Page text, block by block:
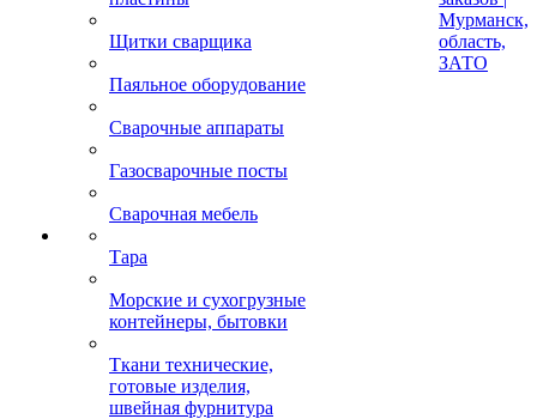
Щитки сварщика
Паяльное оборудование
Сварочные аппараты
Газосварочные посты
Сварочная мебель
Тара
Морские и сухогрузные
контейнеры, бытовки
Ткани технические,
готовые изделия,
швейная фурнитура
Мурманск,
область,
ЗАТО